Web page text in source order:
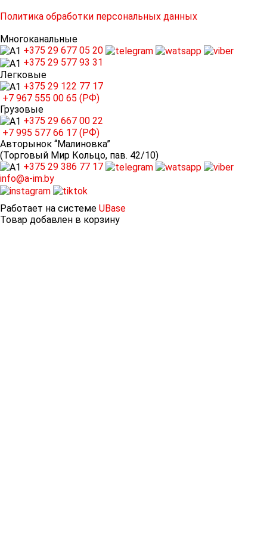
Политика обработки персональных данных
Многоканальные
+375 29 677 05 20
+375 29 577 93 31
Легковые
+375 29 122 77 17
+7 967 555 00 65 (РФ)
Грузовые
+375 29 667 00 22
+7 995 577 66 17 (РФ)
Авторынок “Малиновка”
(Торговый Мир Кольцо, пав. 42/10)
+375 29 386 77 17
info@a-im.by
Работает на системе UBase
Товар добавлен в корзину